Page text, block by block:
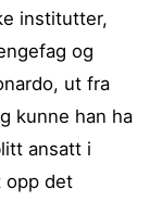
institutter,
og
ut fra
kunne han ha
ansatt i
opp det